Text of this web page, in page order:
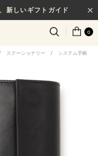
新しいギフトガイド
0
ステーショナリー / システム手帳